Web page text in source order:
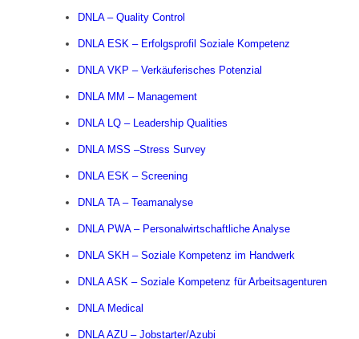
DNLA – Quality Control
DNLA ESK – Erfolgsprofil Soziale Kompetenz
DNLA VKP – Verkäuferisches Potenzial
DNLA MM – Management
DNLA LQ – Leadership Qualities
DNLA MSS –Stress Survey
DNLA ESK – Screening
DNLA TA – Teamanalyse
DNLA PWA – Personalwirtschaftliche Analyse
DNLA SKH – Soziale Kompetenz im Handwerk
DNLA ASK – Soziale Kompetenz für Arbeitsagenturen
DNLA Medical
DNLA AZU – Jobstarter/Azubi